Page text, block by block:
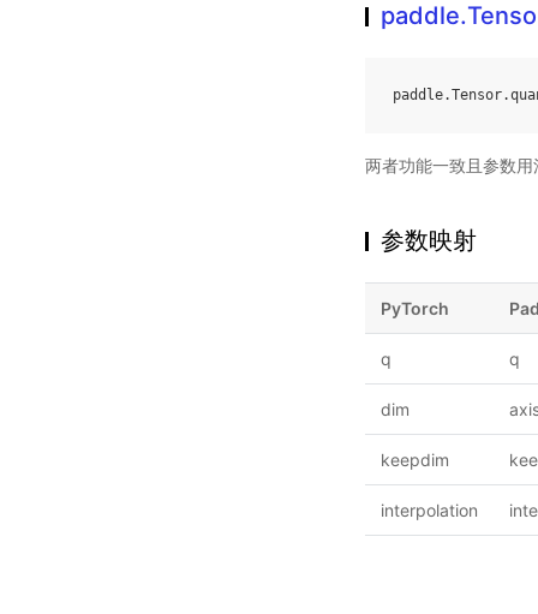
paddle.Tensor.
两者功能一致且参数
参数映射
PyTorch
q q
dim
keepdim
interpolation